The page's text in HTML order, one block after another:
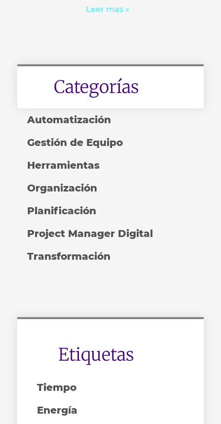
Leer mas »
Categorías
Automatización
Gestión de Equipo
Herramientas
Organización
Planificación
Project Manager Digital
Transformación
Etiquetas
Tiempo
Energía